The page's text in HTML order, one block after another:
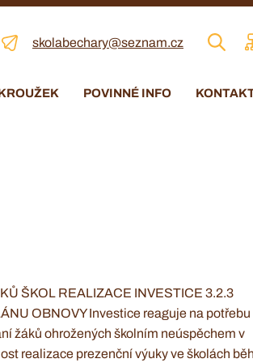
skolabechary@seznam.cz
POVINNÉ INFO
ŠKOL REALIZACE INVESTICE 3.2.3
OBNOVY Investice reaguje na potřebu
žáků ohrožených školním neúspěchem v
realizace prezenční výuky ve školách